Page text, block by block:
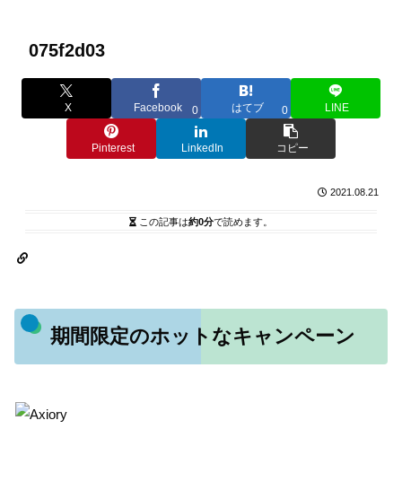
075f2d03
X Facebook 0 はてブ 0 LINE
Pinterest LinkedIn コピー
2021.08.21
この記事は約0分で読めます。
期間限定のホットなキャンペーン